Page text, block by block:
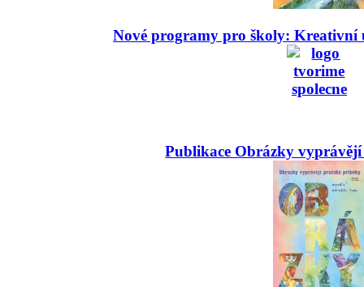
Nové programy pro školy: Kreativní
Publikace Obrázky